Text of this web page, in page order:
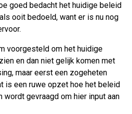
goed bedacht het huidige beleid
ooit bedoeld, want er is nu nog
voorgesteld om het huidige
en dan niet gelijk komen met
maar eerst een zogeheten
is een ruwe opzet hoe het beleid
wordt gevraagd om hier input aan